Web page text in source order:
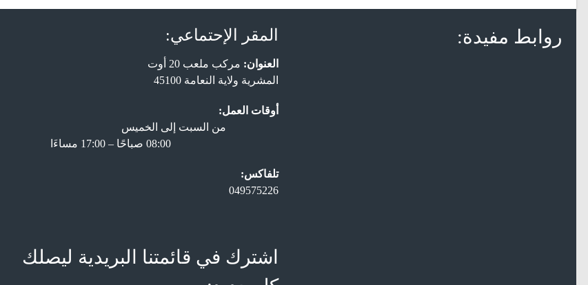
روابط مفيدة: المقر الإحتماعي:
العنوان: مركب ملعب 20 أوت
المشرية ولاية النعامة 45100
أوقات العمل:
من السبت إلى الخميس
08:00 صباحًا – 17:00 مساءَا
تلفاكس:
049575226
اشترك في قائمتنا البريدية ليصلك